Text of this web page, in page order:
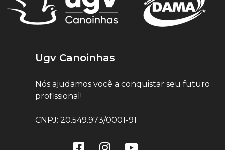
Ugv Canoinhas
Nós ajudamos você a conquistar seu futuro
profissional!
CNPJ: 20.549.973/0001-91